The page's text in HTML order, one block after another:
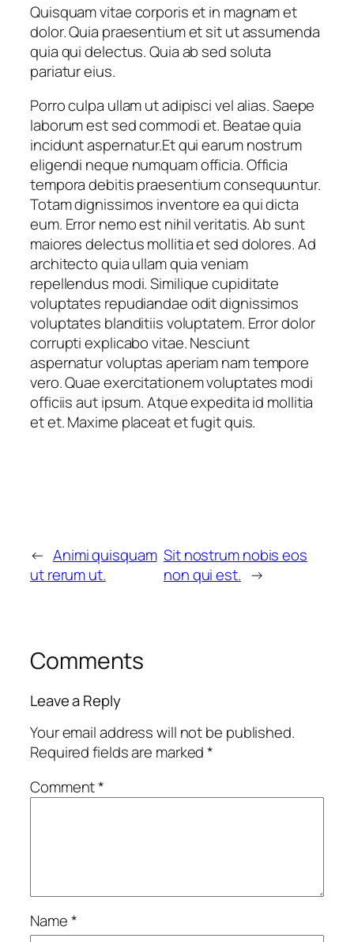
Quisquam vitae corporis et in magnam et
dolor. Quia praesentium et sit ut assumenda
quia qui delectus. Quia ab sed soluta
pariatur eius.
Porro culpa ullam ut adipisci vel alias. Saepe
laborum est sed commodi et. Beatae quia
incidunt aspernatur.Et qui earum nostrum
eligendi neque numquam officia. Officia
tempora debitis praesentium consequuntur.
Totam dignissimos inventore ea qui dicta
eum. Error nemo est nihil veritatis. Ab sunt
maiores delectus mollitia et sed dolores. Ad
architecto quia ullam quia veniam
repellendus modi. Similique cupiditate
voluptates repudiandae odit dignissimos
voluptates blanditiis voluptatem. Error dolor
corrupti explicabo vitae. Nesciunt
aspernatur voluptas aperiam nam tempore
vero. Quae exercitationem voluptates modi
officiis aut ipsum. Atque expedita id mollitia
et et. Maxime placeat et fugit quis.
← Animi quisquam
ut rerum ut.
Sit nostrum nobis eos
non qui est. →
Comments
Leave a Reply
Your email address will not be published.
Required fields are marked*
Comment*
Name*